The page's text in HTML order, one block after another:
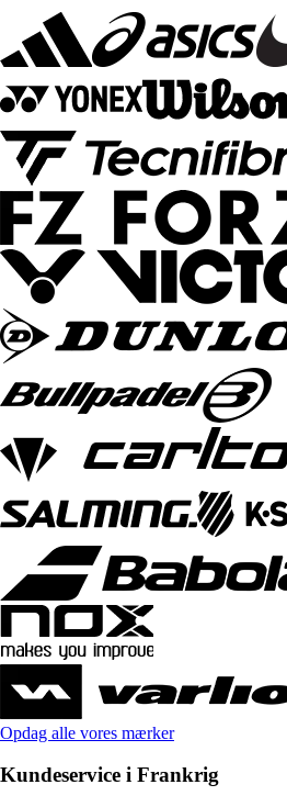
Opdag alle vores mærker
Kundeservice i Frankrig